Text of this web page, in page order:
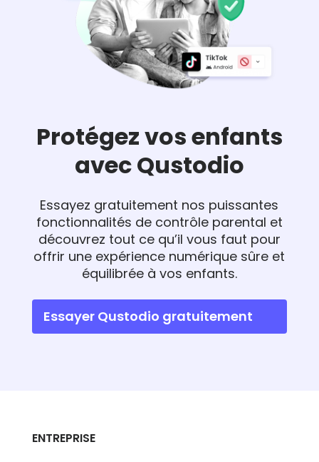
Protégez vos enfants
avec Qustodio
Essayez gratuitement nos puissantes
fonctionnalités de contrôle parental et
découvrez tout ce qu’il vous faut pour
offrir une expérience numérique sûre et
équilibrée à vos enfants.
Essayer Qustodio gratuitement
ENTREPRISE